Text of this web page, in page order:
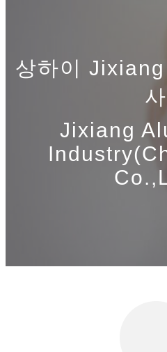
상하이
사
Jixiang